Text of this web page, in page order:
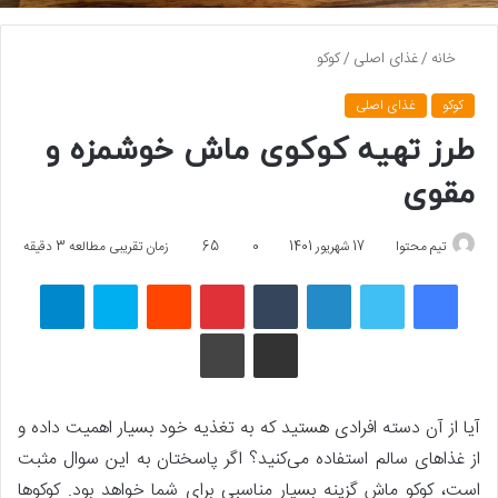
خانه /غذای اصلی /کوکو
کوکو غذای اصلی
طرز تهیه کوکوی ماش خوشمزه و
مقوی
تیم محتوا 17 شهریور 1401 0
65 زمان تقریبی مطالعه 3 دقیقه
فیسبوک توییتر لینکداین تامبلر پینتریستReddit اسکایپ تلگرام
اشتراک گذاری با ایمیل
چاپ
آیا از آن دسته افرادی هستید که به تغذیه خود بسیار اهمیت داده و
از غذاهای سالم استفاده می‌کنید؟ اگر پاسختان به این سوال مثبت
است، کوکو ماش گزینه بسیار مناسبی برای شما خواهد بود. کوکوها